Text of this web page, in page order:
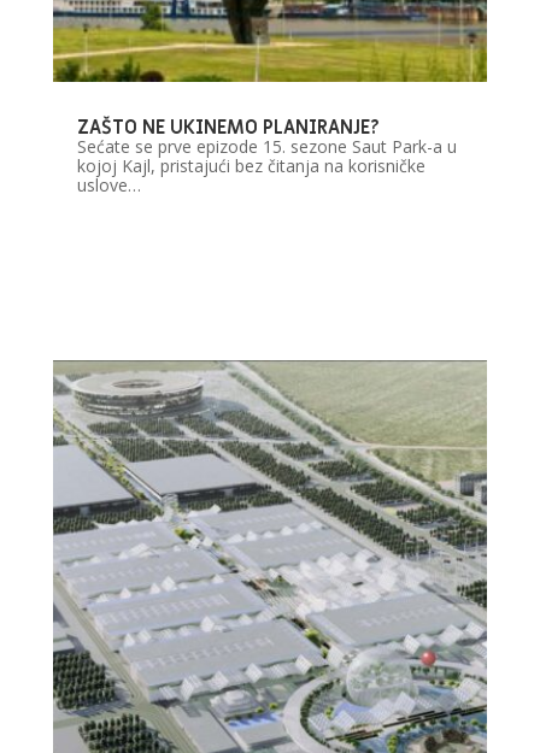
ZAŠTO NE UKINEMO PLANIRANJE?
Sećate se prve epizode 15. sezone Saut Park-a u
kojoj Kajl, pristajući bez čitanja na korisničke
uslove…